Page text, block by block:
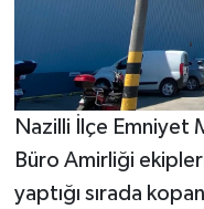
Nazilli İlçe Emniyet
Büro Amirliği
yaptığı sırada